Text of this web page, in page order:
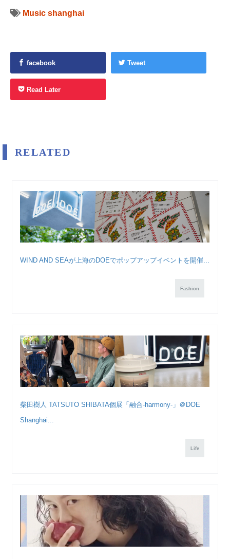
Music shanghai
facebook Tweet
Read Later
RELATED
WIND AND SEAが上海のDOEでポップアップイベントを開催...
Fashion
柴田樹人 TATSUTO SHIBATA個展「融合-harmony-」＠DOE
Shanghai...
Life